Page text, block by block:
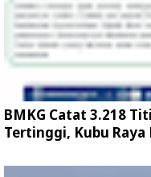
BMKG Catat 3.218
Tertinggi, Kubu Raya